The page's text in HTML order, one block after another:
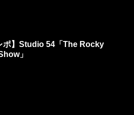
ポ】Studio 54「The Rocky
」